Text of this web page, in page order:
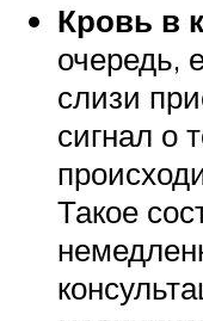
Кровь в
очередь,
слизи
сигнал о
Такое